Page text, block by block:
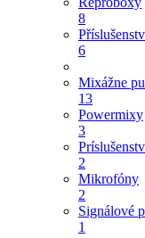
8
6
Mixážne
13
Powermixy
3
2
Mikrofóny
2
Signálové
1